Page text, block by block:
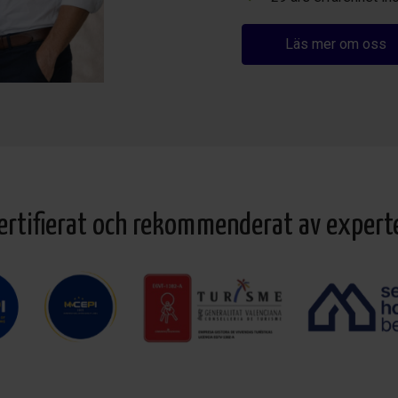
Läs mer om oss
och rekommenderat av